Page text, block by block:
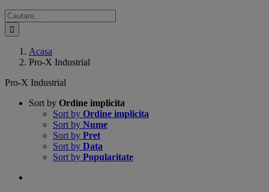
Cautare...
Acasa
Pro-X Industrial
Pro-X Industrial
Sort by Ordine implicita
Sort by Ordine implicita
Sort by Nume
Sort by Pret
Sort by Data
Sort by Popularitate